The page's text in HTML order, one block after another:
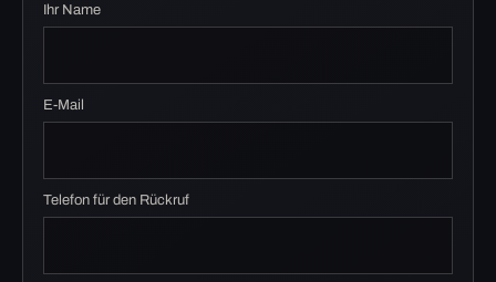
Ihr Name
E-Mail
Telefon für den Rückruf